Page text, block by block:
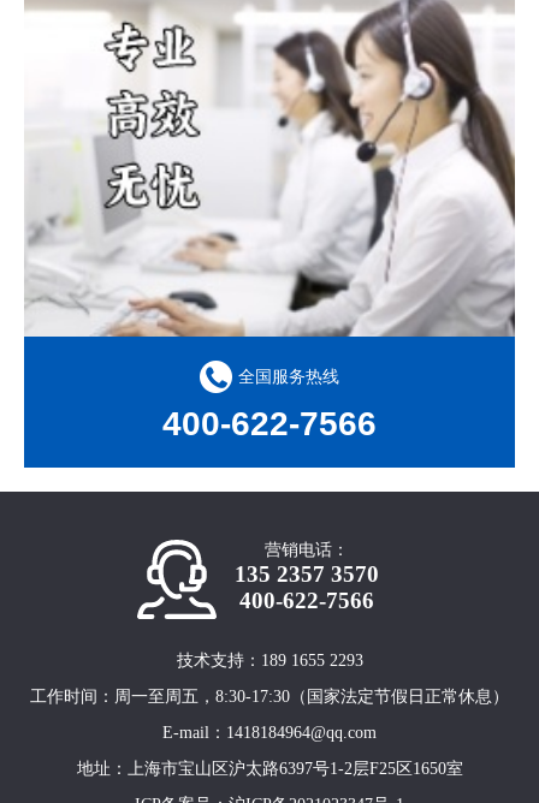
全国服务热线
400-622-7566
营销电话：
135 2357 3570
400-622-7566
技术支持：189 1655 2293
工作时间：周一至周五，8:30-17:30（国家法定节假日正常休息）
E-mail：1418184964@qq.com
地址：上海市宝山区沪太路6397号1-2层F25区1650室